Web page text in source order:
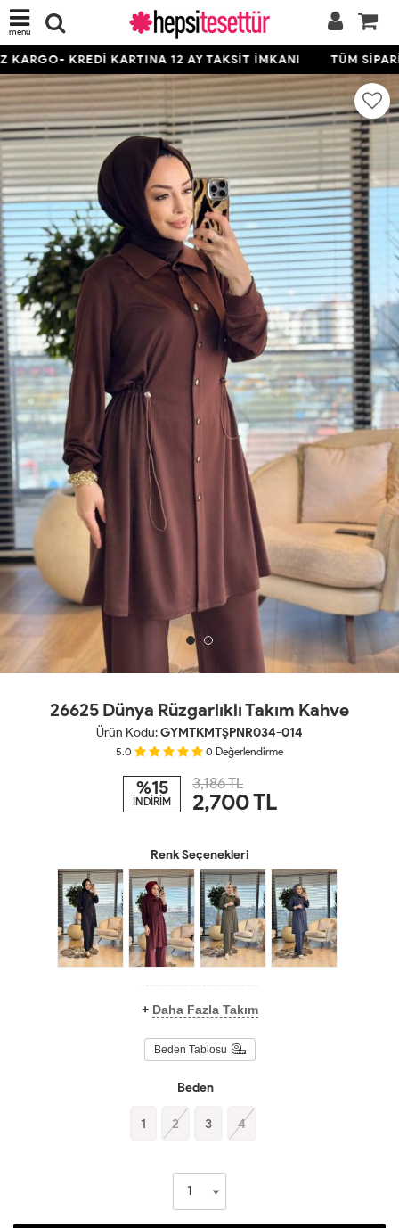
menü
KREDİ KARTINA 12 AY TAKSİT İMKANI TÜM
26625 Dünya Rüzgarlıklı Takım Kahve
Ürün Kodu:GYMTKMTŞPNR034-014
5.0 0 Değerlendirme
%15
İNDİRİM
3,186 TL
2,700TL
Renk Seçenekleri
+ Daha Fazla Takım
Beden Tablosu
Beden
1 2 3 4